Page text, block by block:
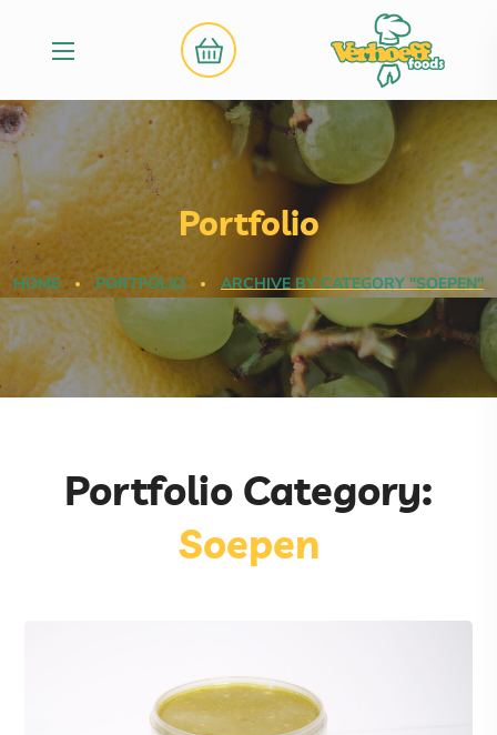
Portfolio
HOME PORTFOLIO ARCHIVE BY CATEGORY "SOEPEN"
Portfolio Category:
Soepen